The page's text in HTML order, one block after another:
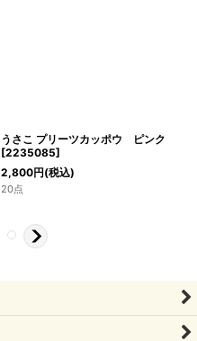
うさこ プリーツカッポウ ピンク
[2235085]
2,800円(税込)
20点